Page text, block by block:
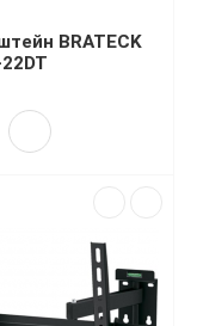
BRATECK